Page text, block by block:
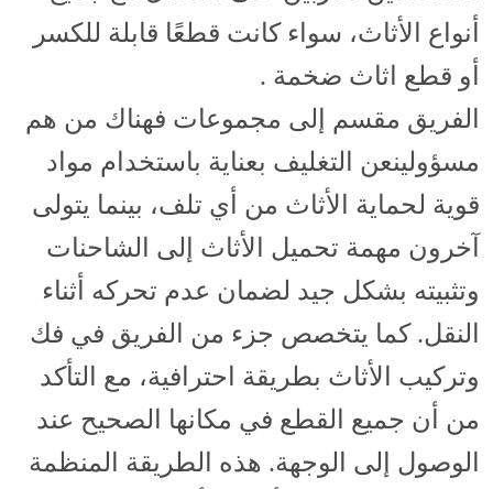
أنواع الأثاث، سواء كانت قطعًا قابلة للكسر
أو قطع اثاث ضخمة .
الفريق مقسم إلى مجموعات فهناك من هم
مسؤولينعن التغليف بعناية باستخدام مواد
قوية لحماية الأثاث من أي تلف، بينما يتولى
آخرون مهمة تحميل الأثاث إلى الشاحنات
وتثبيته بشكل جيد لضمان عدم تحركه أثناء
النقل. كما يتخصص جزء من الفريق في فك
وتركيب الأثاث بطريقة احترافية، مع التأكد
من أن جميع القطع في مكانها الصحيح عند
الوصول إلى الوجهة. هذه الطريقة المنظمة